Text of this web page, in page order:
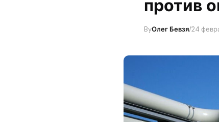
против
ByОлег Бевзя/24